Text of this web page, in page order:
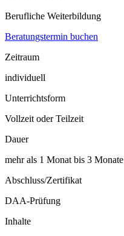
Berufliche Weiterbildung
Beratungstermin buchen
Zeitraum
individuell
Unterrichtsform
Vollzeit oder Teilzeit
Dauer
mehr als 1 Monat bis 3 Monate
Abschluss/Zertifikat
DAA-Prüfung
Inhalte